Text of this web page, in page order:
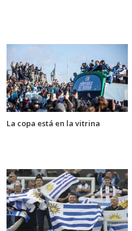
La copa está en la vitrina